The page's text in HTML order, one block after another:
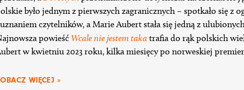
było jednym z pierwszych zagranicznych – spotkało się z
czytelników, a Marie Aubert stała się jedną z
powieść Wcale nie jestem taka trafia do rąk polskich
w kwietniu 2023 roku, kilka miesięcy po norweskiej
WIĘCEJ »